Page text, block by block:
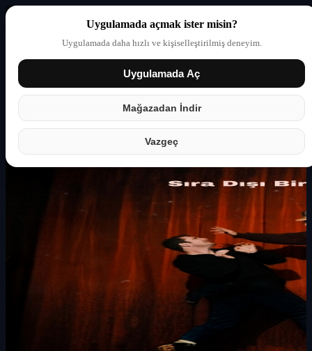
Uygulamada açmak ister misin?
Uygulamada daha hızlı ve kişiselleştirilmiş deneyim.
Uygulamada Aç
Mağazadan İndir
Vazgeç
Giriş yap Partner